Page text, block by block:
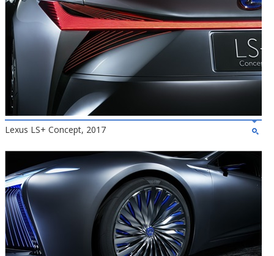
Lexus LS+ Concept, 2017